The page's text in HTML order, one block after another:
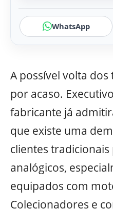
WhatsApp
A possível volta
por acaso.
fabricante já
que existe uma
clientes
analógicos,
equipados com
Colecionadores e